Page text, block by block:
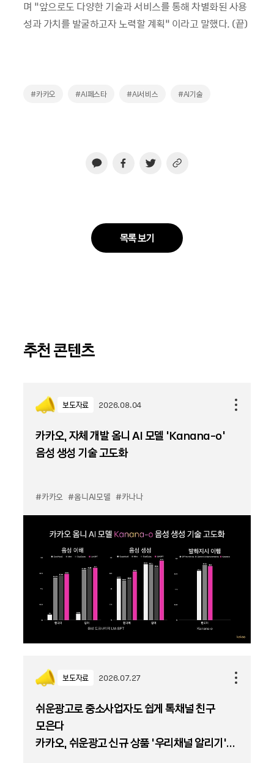
며 “앞으로도 다양한 기술과 서비스를 통해 차별화된 사용
성과 가치를 발굴하고자 노력할 계획” 이라고 말했다. (끝)
#카카오 #AI페스타 #AI서비스 #AI기술
목록 보기
추천 콘텐츠
보도자료 2026.08.04
카카오, 자체 개발 옴니 AI 모델 ‘Kanana-o’
음성 생성 기술 고도화
#카카오 #옴니AI모델 #카나나
보도자료 2026.07.27
쉬운광고로 중소사업자도 쉽게 톡채널 친구
모은다
카카오, 쉬운광고 신규 상품 '우리채널 알리기'